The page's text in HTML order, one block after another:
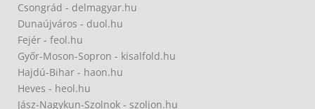
Csongrád - delmagyar.hu
Dunaújváros - duol.hu
Fejér - feol.hu
Győr-Moson-Sopron - kisalfold.hu
Hajdú-Bihar - haon.hu
Heves - heol.hu
Jász-Nagykun-Szolnok - szoljon.hu